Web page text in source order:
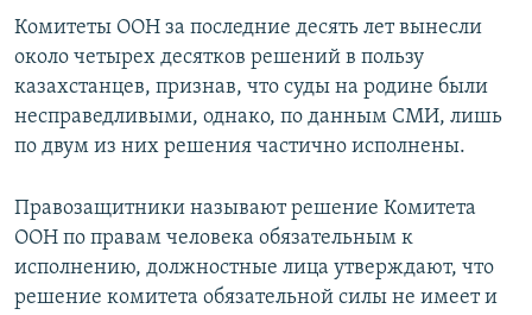
Комитеты ООН за последние десять лет вынесли
около четырех десятков решений в пользу
казахстанцев, признав, что суды на родине были
несправедливыми, однако, по данным СМИ, лишь
по двум из них решения частично исполнены.
Правозащитники называют решение Комитета
ООН по правам человека обязательным к
исполнению, должностные лица утверждают, что
решение комитета обязательной силы не имеет и